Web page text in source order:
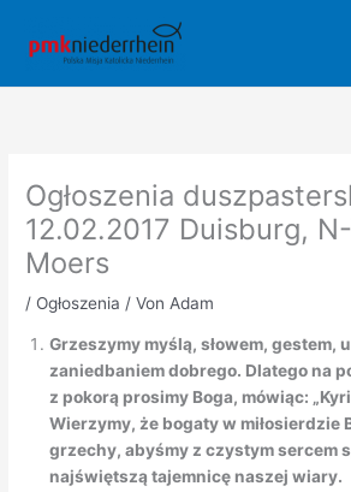
Inhalt
springen
Ogłoszenia
12.02.2017 Duisburg,
Moers
/ Ogłoszenia / Von Adam
Grzeszymy myślą, słowem, gestem,
zaniedbaniem dobrego. Dlatego na
z pokorą prosimy Boga, mówiąc:
Wierzymy, że bogaty w miłosierdzie
grzechy, abyśmy z czystym sercem
najświętszą tajemnicę naszej wiary.